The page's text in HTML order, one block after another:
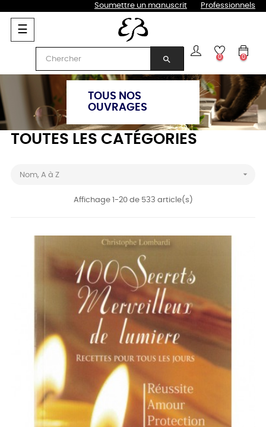
Soumettre un manuscrit Professionnels
Basculer
la
navigation
☰
search 0 0
TOUS NOS
OUVRAGES
TOUTES LES CATÉGORIES
Nom, A à Z 
Affichage 1-20 de 533 article(s)